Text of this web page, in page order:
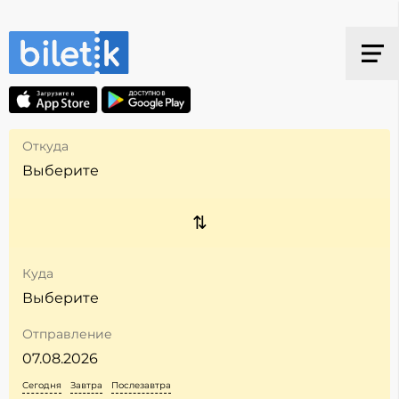
Откуда
Куда
Отправление
Сегодня Завтра Послезавтра